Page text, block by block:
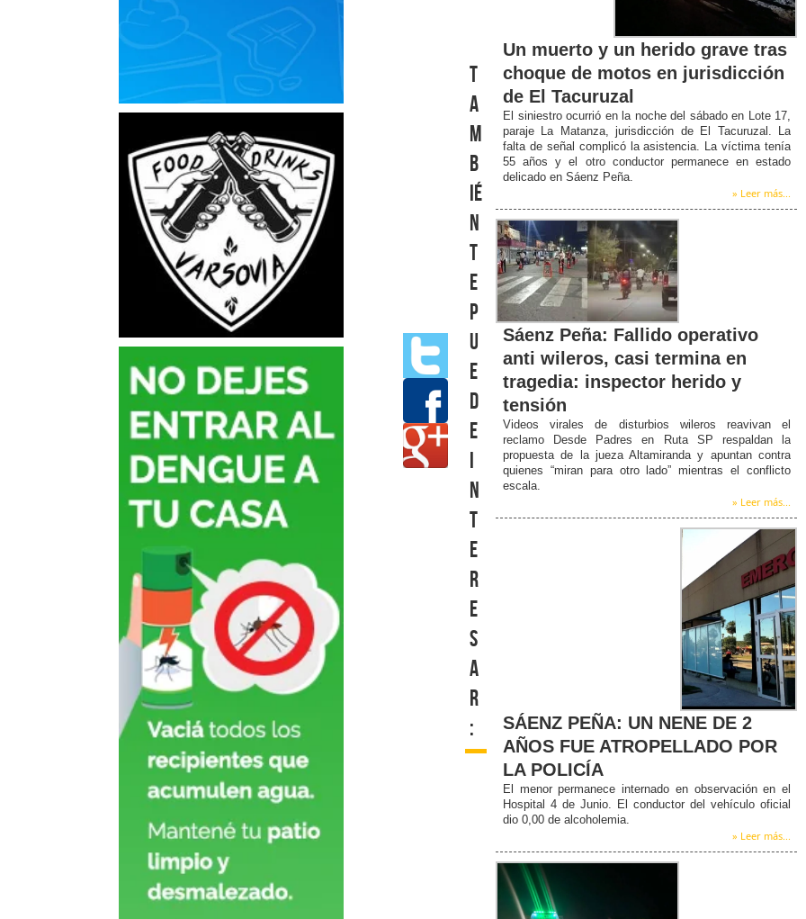
T
a
m
b
ié
n
t
e
p
u
e
d
e
i
n
t
e
r
e
s
a
r
:
Un muerto y un herido grave tras
choque de motos en jurisdicción
de El Tacuruzal
El siniestro ocurrió en la noche del sábado en Lote 17,
paraje La Matanza, jurisdicción de El Tacuruzal. La
falta de señal complicó la asistencia. La víctima tenía
55 años y el otro conductor permanece en estado
delicado en Sáenz Peña.
» Leer más...
Sáenz Peña: Fallido operativo
anti wileros, casi termina en
tragedia: inspector herido y
tensión
Videos virales de disturbios wileros reavivan el
reclamo Desde Padres en Ruta SP respaldan la
propuesta de la jueza Altamiranda y apuntan contra
quienes “miran para otro lado” mientras el conflicto
escala.
» Leer más...
SÁENZ PEÑA: UN NENE DE 2
AÑOS FUE ATROPELLADO POR
LA POLICÍA
El menor permanece internado en observación en el
Hospital 4 de Junio. El conductor del vehículo oficial
dio 0,00 de alcoholemia.
» Leer más...